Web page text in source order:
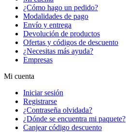
¿Cómo hago un pedido?
Modalidades de pago
Envío y entrega
Devolución de productos
Ofertas y códigos de descuento
¿Necesitas más ayuda?
Empresas
Mi cuenta
Iniciar sesión
Registrarse
¿Contraseña olvidada?
¿Dónde se encuentra mi paquete?
Canjear código descuento